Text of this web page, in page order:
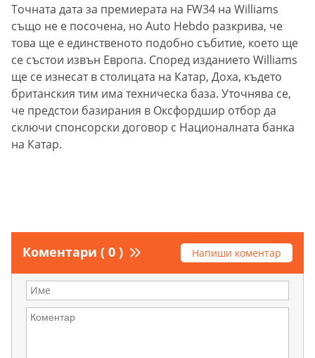
Точната дата за премиерата на FW34 на Williams
също не е посочена, но Auto Hebdo разкрива, че
това ще е единственото подобно събитие, което ще
се състои извън Европа. Според изданието Williams
ще се изнесат в столицата на Катар, Доха, където
британския тим има техническа база. Уточнява се,
че предстои базирания в Оксфордшир отбор да
сключи спонсорски договор с Националната банка
на Катар.
Коментари ( 0 ) Напиши коментар